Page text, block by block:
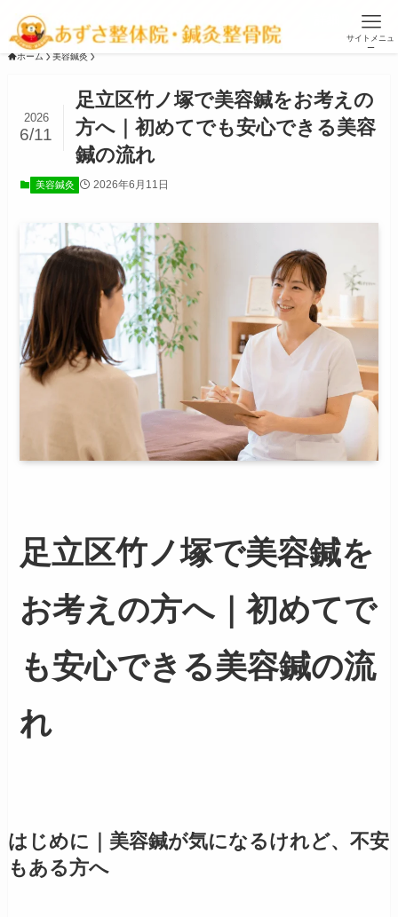
サイトメニュ
ー
ホーム 美容鍼灸
足立区竹ノ塚で美容鍼をお考えの
方へ｜初めてでも安心できる美容
鍼の流れ
2026
6/11
美容鍼灸 2026年6月11日
足立区竹ノ塚で美容鍼を
お考えの方へ｜初めてで
も安心できる美容鍼の流
れ
はじめに｜美容鍼が気になるけれど、不安
もある方へ